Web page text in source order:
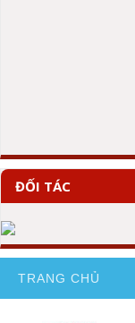
ĐỐI TÁC
TRANG CHỦ